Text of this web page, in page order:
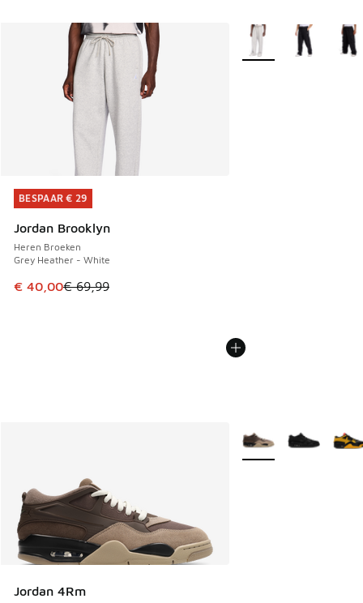
BESPAAR € 29
Jordan Brooklyn
Heren Broeken
Grey Heather - White
Dit artikel is in de uitverkoop. Dit artikel is in de
€ 40,00€ 69,99
BESPAAR € 29
Meer kleuren
Jordan 4Rm
Meer kleuren